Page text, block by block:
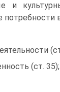
и
(ст. 35);